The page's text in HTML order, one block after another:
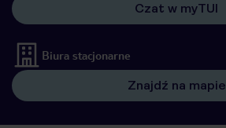
Czat w myTUI
Biura stacjonarne
Znajdź na mapie